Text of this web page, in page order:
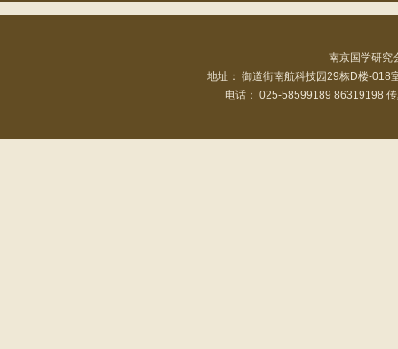
南京国学研究
地址： 御道街南航科技园29栋D楼-018
电话： 025-58599189 86319198